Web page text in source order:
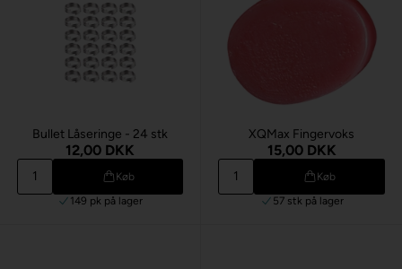
Bullet Låseringe - 24 stk
12,00 DKK
Køb
149 pk på lager
XQMax Fingervoks
15,00 DKK
Køb
57 stk på lager